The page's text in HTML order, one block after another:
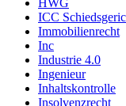
ICC
Immobilienrecht
Inc
Industrie 4.0
Ingenieur
Inhaltskontrolle
Insolvenzrecht